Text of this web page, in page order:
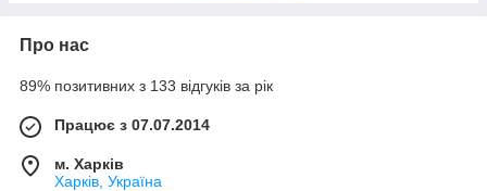
Про нас
89% позитивних з 133 відгуків за рік
Працює з 07.07.2014
м. Харків
Харків, Україна